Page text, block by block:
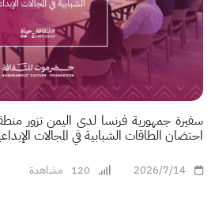
سفيرة جمهورية فرنسا لدى اليمن تزور
احتضان الطاقات الشبابية في المجالات
2026/7/14
120 مشاهدة